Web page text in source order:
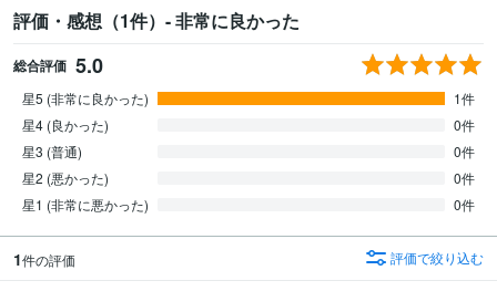
評価・感想（1件）- 非常に良かった
総合評価 5.0
星5 (非常に良かった)
1件
星4 (良かった)
0件
星3 (普通)
0件
星2 (悪かった)
0件
星1 (非常に悪かった)
0件
1件の評価 評価で絞り込む